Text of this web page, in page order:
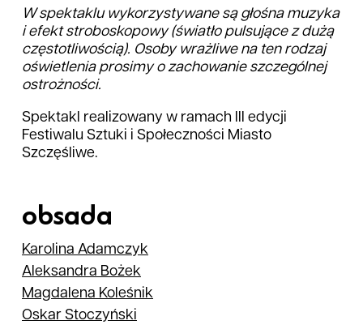
W spektaklu wykorzystywane są głośna muzyka
i efekt stroboskopowy (światło pulsujące z dużą
częstotliwością). Osoby wrażliwe na ten rodzaj
oświetlenia prosimy o zachowanie szczególnej
ostrożności.
Spektakl realizowany w ramach III edycji
Festiwalu Sztuki i Społeczności Miasto
Szczęśliwe.
obsada
Karolina Adamczyk
Aleksandra Bożek
Magdalena Koleśnik
Oskar Stoczyński